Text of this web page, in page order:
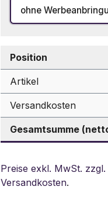
ohne
Position
Artikel
Versandkosten
Gesamtsumme
Preise exkl. MwSt. zzgl.
Versandkosten.